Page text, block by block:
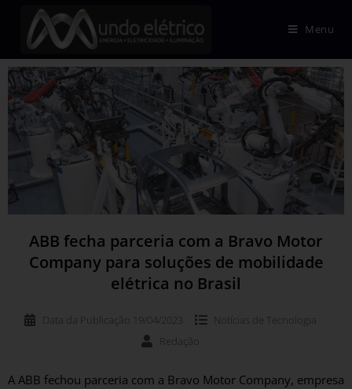
Menu
ABB fecha parceria com a Bravo Motor
Company para soluções de mobilidade
elétrica no Brasil
Data da Publicação 19/04/2023 Notícias de
Tecnologia
Redação
A ABB fechou parceria com a Bravo Motor Company, empresa